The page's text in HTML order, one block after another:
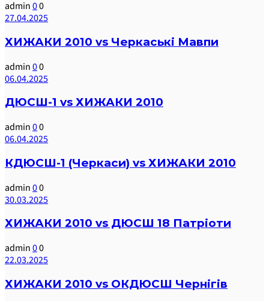
admin 00
27.04.2025
ХИЖАКИ 2010 vs Черкаські Мавпи
admin 00
06.04.2025
ДЮСШ-1 vs ХИЖАКИ 2010
admin 00
06.04.2025
КДЮСШ-1 (Черкаси) vs ХИЖАКИ 2010
admin 00
30.03.2025
ХИЖАКИ 2010 vs ДЮСШ 18 Патріоти
admin 00
22.03.2025
ХИЖАКИ 2010 vs ОКДЮСШ Чернігів